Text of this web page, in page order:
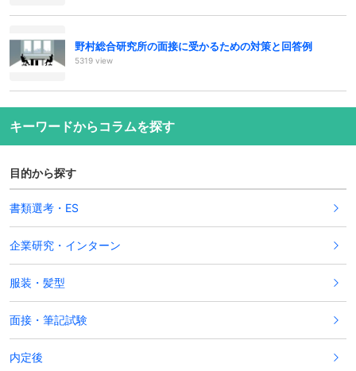
野村総合研究所の面接に受かるための対策と回答例
5319 view
キーワードからコラムを探す
目的から探す
書類選考・ES
企業研究・インターン
服装・髪型
面接・筆記試験
内定後